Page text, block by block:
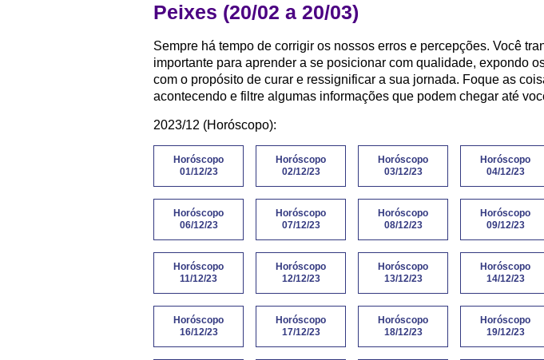
Peixes (20/02 a 20/03)
Sempre há tempo de corrigir os nossos erros e percepções. Você
importante para aprender a se posicionar com qualidade, expondo
com o propósito de curar e ressignificar a sua jornada. Foque as
acontecendo e filtre algumas informações que podem chegar até
2023/12 (Horóscopo):
Horóscopo
01/12/23
Horóscopo
02/12/23
Horóscopo
03/12/23
Horóscopo
04/12/23
Horóscopo
06/12/23
Horóscopo
07/12/23
Horóscopo
08/12/23
Horóscopo
09/12/23
Horóscopo
11/12/23
Horóscopo
12/12/23
Horóscopo
13/12/23
Horóscopo
14/12/23
Horóscopo
16/12/23
Horóscopo
17/12/23
Horóscopo
18/12/23
Horóscopo
19/12/23